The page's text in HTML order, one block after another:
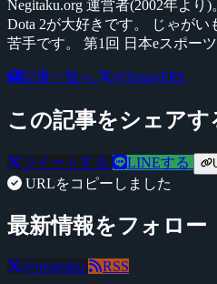
Negitaku.org 運営者(2002年より)
Dota 2が大好きです。 じゃが
苦手です。 第1回 日本eスポー
記事一覧へ @YossyFPS
この記事をシェアす
ツイートする LINEする
URLをコピーしました
最新情報をフォロー
@negitaku RSS